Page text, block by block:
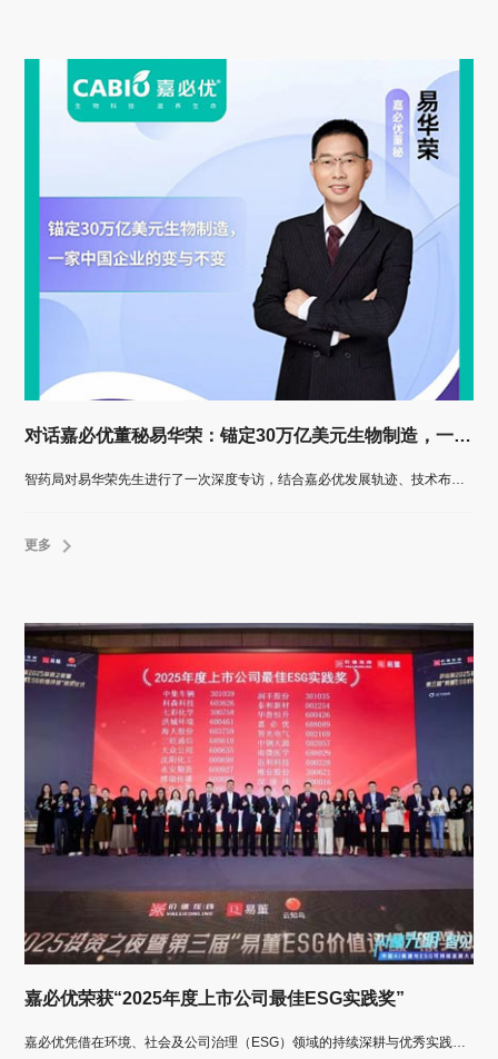
对话嘉必优董秘易华荣：锚定30万亿美元生物制造，一家中国企业的变与不变
更多
嘉必优荣获“2025年度上市公司最佳ESG实践奖”
嘉必优凭借在环境、社会及公司治理（ESG）领域的持续深耕与优秀实践，荣膺价值在线颁发的“2025年度上市公司最佳ESG实践奖”。